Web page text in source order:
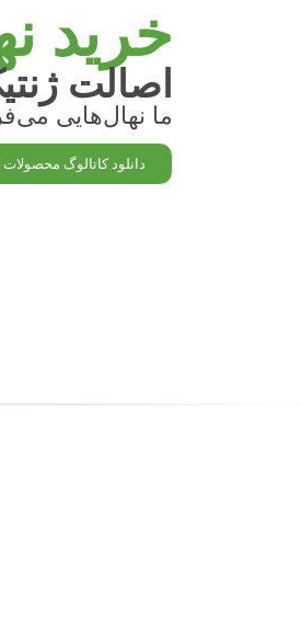
خرید
اصالت
ما نهال‌هایی
دانلود کاتالوگ محصولات